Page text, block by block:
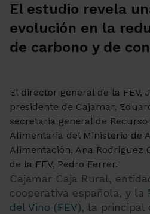
El estudio revela
evolución en la
de carbono y de
El director general de la FEV,
presidente de Cajamar,
secretaria general de
Alimentaria del Ministerio de
Alimentación, Ana Rodríguez
de la FEV, Pedro Ferrer.
Cajamar Caja Rural,
cooperativa española, y la
del Vino (FEV), la principal